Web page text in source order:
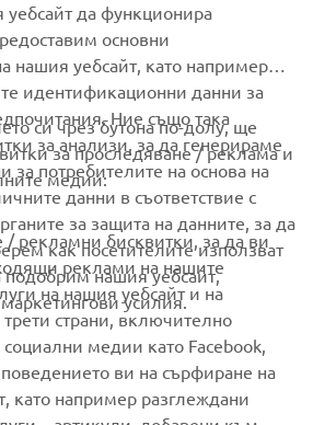
ще научат за най-новите оферти,
модели и много други
АБОНИРАНЕ
за поверителност, за да научите
лични данни:Политика за защита на
да функционира
основни
нашия уебсайт, като например
идентификационни данни за
Ние също така
за анализи, за да генерираме
за потребителите на основа на
данни в съответствие с
за защита на данните, за да
как посетителите използват
подобрим нашия уебсайт,
усилия.
си чрез бутона по-долу, ще
за проследяване / реклама и
медии:
/ рекламни бисквитки, за да ви
реклами на нашите
на нашия уебсайт и на
трети страни, включително
медии като Facebook,
ви на сърфиране на
като например разглеждани